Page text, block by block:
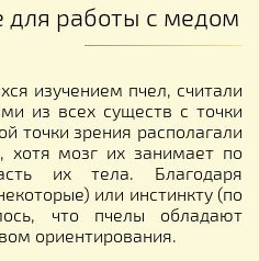
для работы с медом
изучением пчел, считали
из всех существ с точки
точки зрения располагали
хотя мозг их занимает по
их тела. Благодаря
или инстинкту (по
что пчелы обладают
ориентирования.